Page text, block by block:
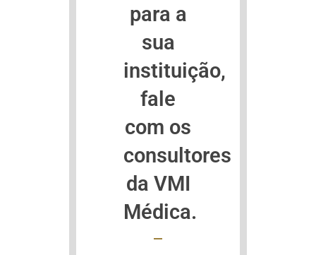
para a
sua
instituição,
fale
com os
consultores
da VMI
Médica.